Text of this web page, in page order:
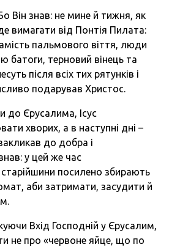
Він знав: не мине й тижня, як
вимагати від Понтія Пилата:
пальмового віття, люди
батоги, терновий вінець та
після всіх тих рятунків і
подарував Христос.
до Єрусалима, Ісус
хворих, а в наступні дні –
до добра і
у цей же час
посилено збирають
аби затримати, засудити й
Вхід Господній у Єрусалим,
не про «червоне яйце, що по